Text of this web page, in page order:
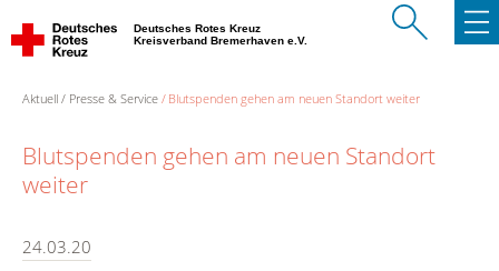
Deutsches Rotes Kreuz
Kreisverband Bremerhaven e.V.
Aktuell Presse & Service Blutspenden gehen am neuen Standort weiter
Blutspenden gehen am neuen Standort
weiter
24.03.20